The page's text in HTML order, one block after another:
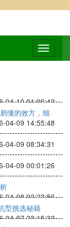
04-10 01:06:42
懂的效方，细
04-09 14:55:48
04-09 08:34:31
04-09 00:01:26
04-08 02:23:56
型挑选秘籍
04-07 23:15:32